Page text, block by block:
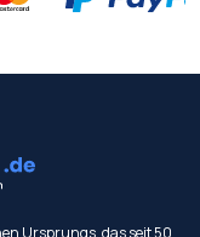
Ursprungs, das seit 50